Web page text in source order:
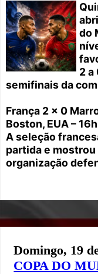
do
2 a
semifinais da
França 2 x 0
Boston, EUA –
A seleção
partida e
organização
Domingo, 19
COPA DO